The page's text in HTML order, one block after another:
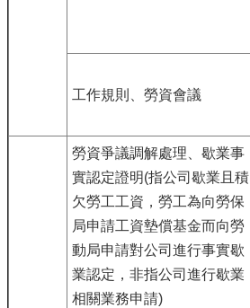
工作規則、勞資會議
勞資爭議調解處理、歇業事
實認定證明(指公司歇業且積
欠勞工工資，勞工為向勞保
局申請工資墊償基金而向勞
動局申請對公司進行事實歇
業認定，非指公司進行歇業
相關業務申請)